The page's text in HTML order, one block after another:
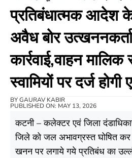
प्रतिबंधात्‍मक आदेश
अवैध बोर
कार्रवाई,वाहन
स्वामियों पर दर्ज
BYGAURAV KABIR
PUBLISHED ON: MAY 13, 2026
कटनी – कलेक्‍टर एवं जिला
जिले को जल अभावग्रस्‍त घोषित
खनन पर लगाये गये प्रतिबंध का